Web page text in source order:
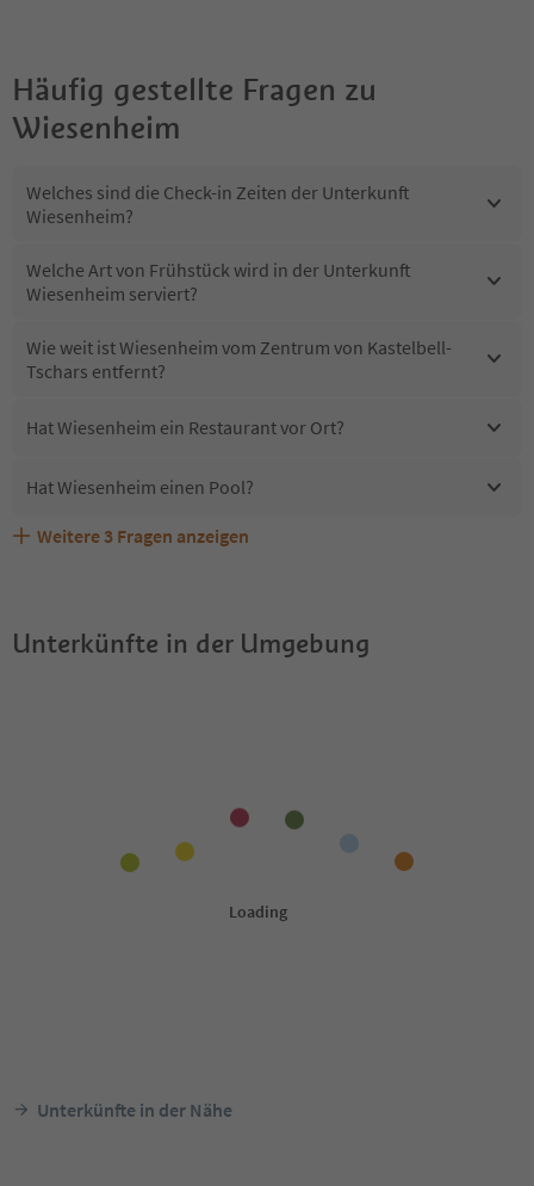
Häufig gestellte Fragen zu
Wiesenheim
Welches sind die Check-in Zeiten der Unterkunft
Wiesenheim?
Welche Art von Frühstück wird in der Unterkunft
Wiesenheim serviert?
Wie weit ist Wiesenheim vom Zentrum von Kastelbell-
Tschars entfernt?
Hat Wiesenheim ein Restaurant vor Ort?
Hat Wiesenheim einen Pool?
Sind Haustiere in der Unterkunft Wiesenheim erlaubt?
Welche Services bietet Wiesenheim?
Erhalten die Gäste von Wiesenheim einen Südtirol
Weitere 3 Fragen anzeigen
Unterkünfte in der Umgebung
Unterkünfte in der Nähe